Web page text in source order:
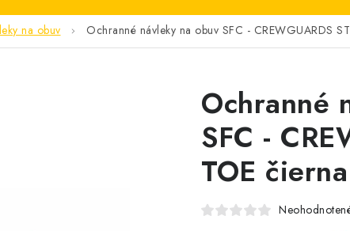
na obuv Ochranné návleky na obuv SFC - CREWGUARDS
Ochranné
SFC -
TOE